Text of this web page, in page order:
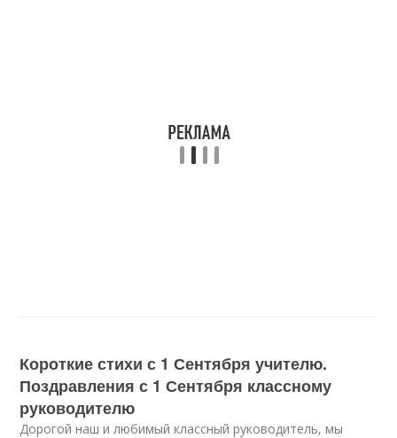
Короткие стихи с 1 Сентября учителю.
Поздравления с 1 Сентября классному
руководителю
Дорогой наш и любимый классный руководитель, мы